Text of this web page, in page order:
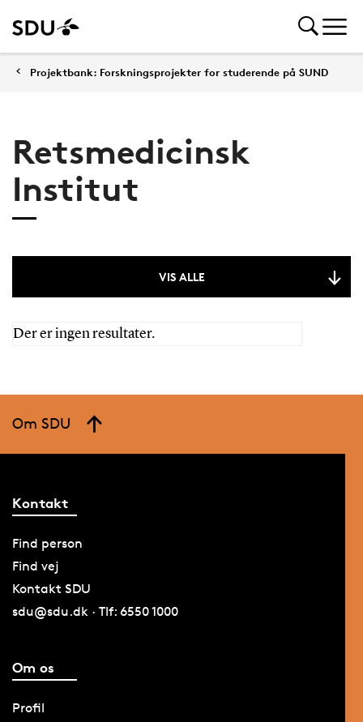
Projektbank: Forskningsprojekter for studerende på SUND
Retsmedicinsk
Institut
VIS ALLE
Der er ingen resultater.
Om SDU
Kontakt
Find person
Find vej
Kontakt SDU
sdu@sdu.dk · Tlf: 6550 1000
Om os
Profil